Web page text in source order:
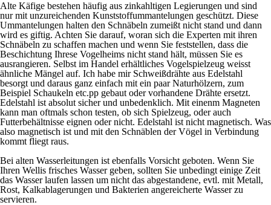
Alte Käfige bestehen häufig aus zinkahltigen Legierungen und sind
nur mit unzureichenden Kunststoffummantelungen geschützt. Diese
Ummantelungen halten den Schnäbeln zumeißt nicht stand und dann
wird es giftig. Achten Sie darauf, woran sich die Experten mit ihren
Schnäbeln zu schaffen machen und wenn Sie feststellen, dass die
Beschichtung Ihrese Vogelheims nicht stand hält, müssen Sie es
ausrangieren. Selbst im Handel erhältliches Vogelspielzeug weisst
ähnliche Mängel auf. Ich habe mir Schweißdrähte aus Edelstahl
besorgt und daraus ganz einfach mit ein paar Naturhölzern, zum
Beispiel Schaukeln etc.pp gebaut oder vorhandene Drähte ersetzt.
Edelstahl ist absolut sicher und unbedenklich. Mit einenm Magneten
kann man oftmals schon testen, ob sich Spielzeug, oder auch
Futterbehältnisse eignen oder nicht. Edelstahl ist nicht magnetisch. Was
also magnetisch ist und mit den Schnäblen der Vögel in Verbindung
kommt fliegt raus.
Bei alten Wasserleitungen ist ebenfalls Vorsicht geboten. Wenn Sie
Ihren Wellis frisches Wasser geben, sollten Sie unbedingt einige Zeit
das Wasser laufen lassen um nicht das abgestandene, evtl. mit Metall,
Rost, Kalkablagerungen und Bakterien angereicherte Wasser zu
servieren.